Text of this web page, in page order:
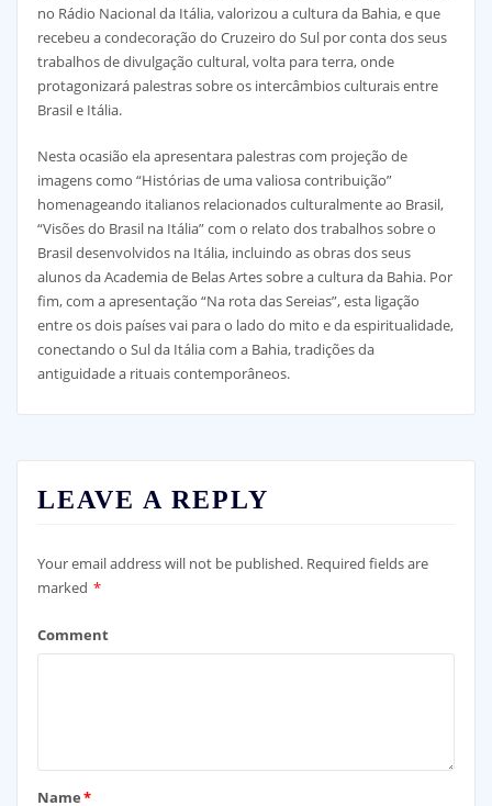
no Rádio Nacional da Itália, valorizou a cultura da Bahia, e que
recebeu a condecoração do Cruzeiro do Sul por conta dos seus
trabalhos de divulgação cultural, volta para terra, onde
protagonizará palestras sobre os intercâmbios culturais entre
Brasil e Itália.
Nesta ocasião ela apresentara palestras com projeção de
imagens como “Histórias de uma valiosa contribuição”
homenageando italianos relacionados culturalmente ao Brasil,
“Visões do Brasil na Itália” com o relato dos trabalhos sobre o
Brasil desenvolvidos na Itália, incluindo as obras dos seus
alunos da Academia de Belas Artes sobre a cultura da Bahia. Por
fim, com a apresentação “Na rota das Sereias”, esta ligação
entre os dois países vai para o lado do mito e da espiritualidade,
conectando o Sul da Itália com a Bahia, tradições da
antiguidade a rituais contemporâneos.
LEAVE A REPLY
Your email address will not be published. Required fields are
marked *
Comment
Name*